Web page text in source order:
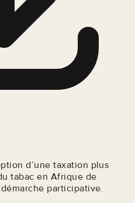
d’une taxation plus
tabac en Afrique de
démarche participative.